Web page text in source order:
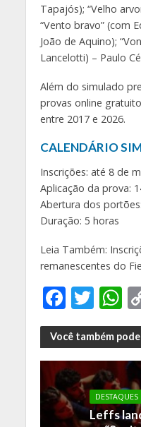
Tapajós); “Velho
“Vento bravo” (com
João de Aquino);
Lancelotti) – Paulo
Além do simulado
provas online
entre 2017 e 2026.
CALENDÁRIO
Inscrições: até 8 de
Aplicação da prova:
Abertura dos
Duração: 5 horas
Leia Também:
remanescentes do
F
ac
e
b
o
o
T
w
itt
er
h
s
A
p
Você também
Leffs